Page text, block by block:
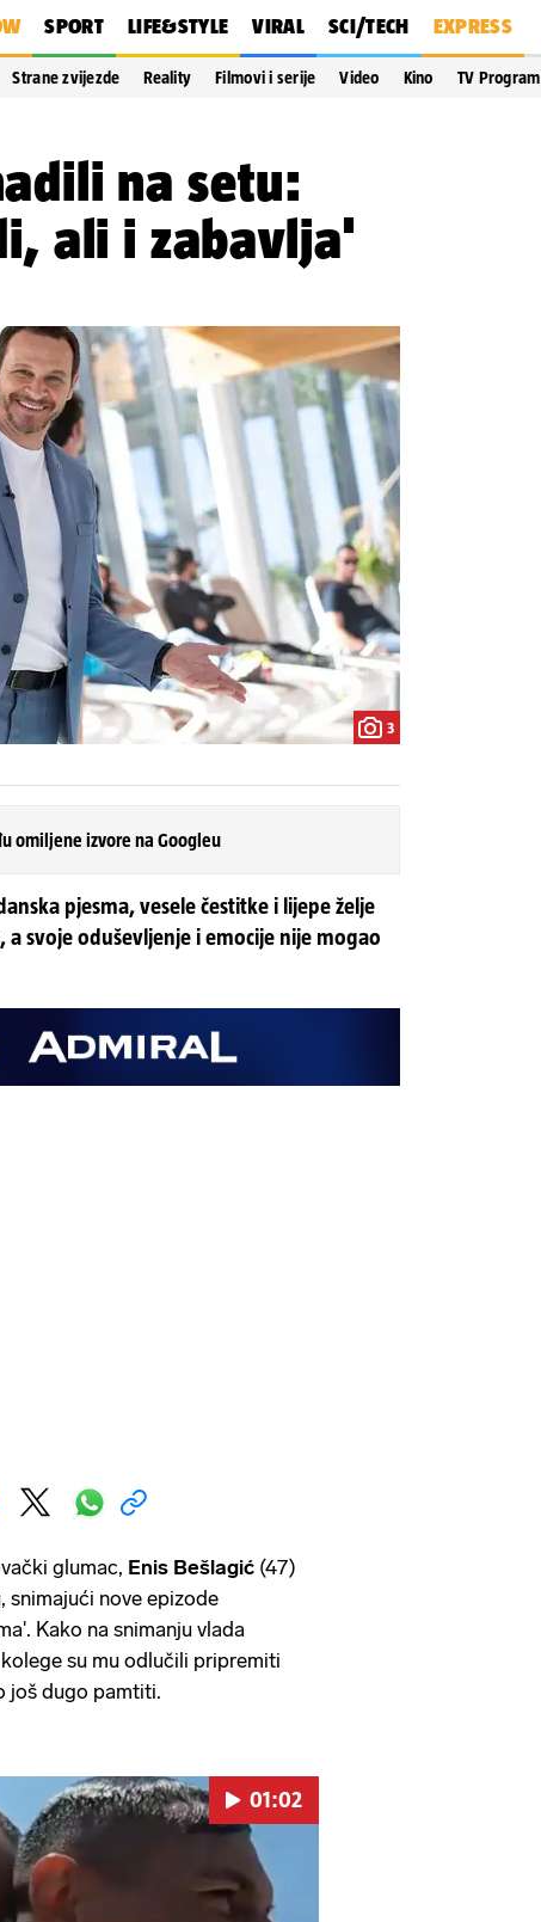
SPORT LIFE&STYLE VIRAL SCI/TECH EXPRESS
Strane zvijezde Reality Filmovi i serije Video Kino TV Program
na setu:
ali i zabavlja'
3
omiljene izvore na Googleu
pjesma, vesele čestitke i lijepe želje
svoje oduševljenje i emocije nije mogao
glumac, Enis Bešlagić (47)
snimajući nove epizode
Kako na snimanju vlada
su mu odlučili pripremiti
još dugo pamtiti.
01:02